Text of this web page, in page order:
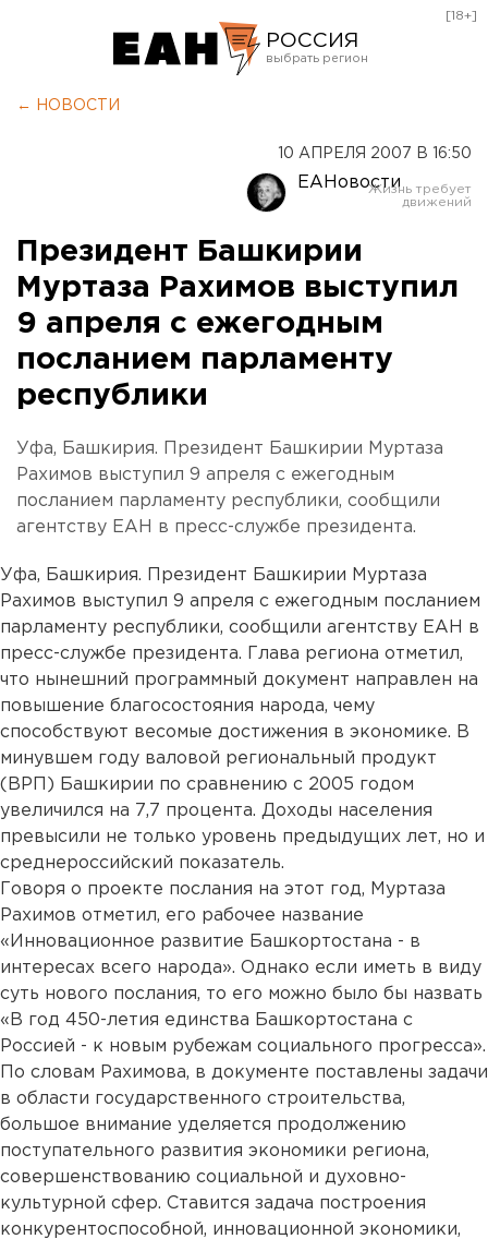
РОССИЯ
Оренбург
[18+]
← НОВОСТИ
10 АПРЕЛЯ 2007 В 16:50
ЕАНовости
Президент Башкирии
Муртаза Рахимов выступил
9 апреля с ежегодным
посланием парламенту
республики
Уфа, Башкирия. Президент Башкирии Муртаза
Рахимов выступил 9 апреля с ежегодным
посланием парламенту республики, сообщили
агентству ЕАН в пресс-службе президента.
Уфа, Башкирия. Президент Башкирии Муртаза
Рахимов выступил 9 апреля с ежегодным посланием
парламенту республики, сообщили агентству ЕАН в
пресс-службе президента. Глава региона отметил,
что нынешний программный документ направлен на
повышение благосостояния народа, чему
способствуют весомые достижения в экономике. В
минувшем году валовой региональный продукт
(ВРП) Башкирии по сравнению с 2005 годом
увеличился на 7,7 процента. Доходы населения
превысили не только уровень предыдущих лет, но и
среднероссийский показатель.
Говоря о проекте послания на этот год, Муртаза
Рахимов отметил, его рабочее название
«Инновационное развитие Башкортостана - в
интересах всего народа». Однако если иметь в виду
суть нового послания, то его можно было бы назвать
«В год 450-летия единства Башкортостана с
Россией - к новым рубежам социального прогресса».
По словам Рахимова, в документе поставлены задачи
в области государственного строительства,
большое внимание уделяется продолжению
поступательного развития экономики региона,
совершенствованию социальной и духовно-
культурной сфер. Ставится задача построения
конкурентоспособной, инновационной экономики,